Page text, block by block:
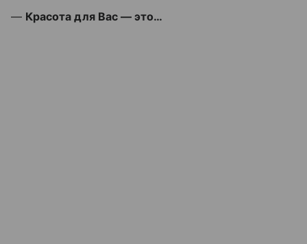
— Красота для Вас — это…